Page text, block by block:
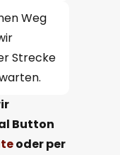
Weg
Strecke
Button
oder per